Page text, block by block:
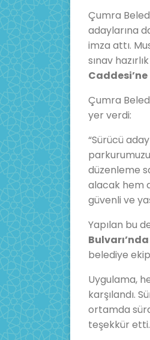
Çumra
adaylarına
imza attı.
sınav
Caddesi’ne
Çumra
yer verdi:
“Sürücü
düzenleme
alacak hem
güvenli ve
Yapılan bu
Bulvarı’nda
belediye
Uygulama,
karşılandı.
ortamda
teşekkür etti.